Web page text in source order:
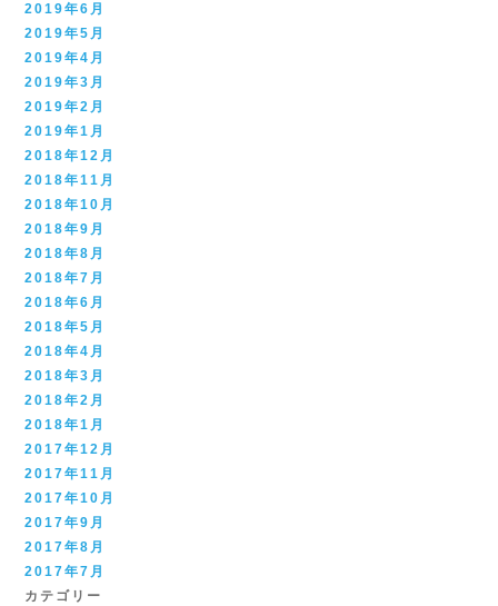
2019年6月
2019年5月
2019年4月
2019年3月
2019年2月
2019年1月
2018年12月
2018年11月
2018年10月
2018年9月
2018年8月
2018年7月
2018年6月
2018年5月
2018年4月
2018年3月
2018年2月
2018年1月
2017年12月
2017年11月
2017年10月
2017年9月
2017年8月
2017年7月
カテゴリー